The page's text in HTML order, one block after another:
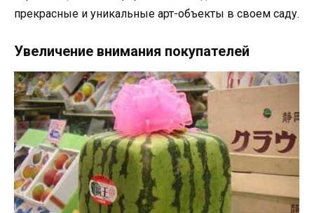
прекрасные и уникальные арт-объекты в своем саду.
Увеличение внимания покупателей